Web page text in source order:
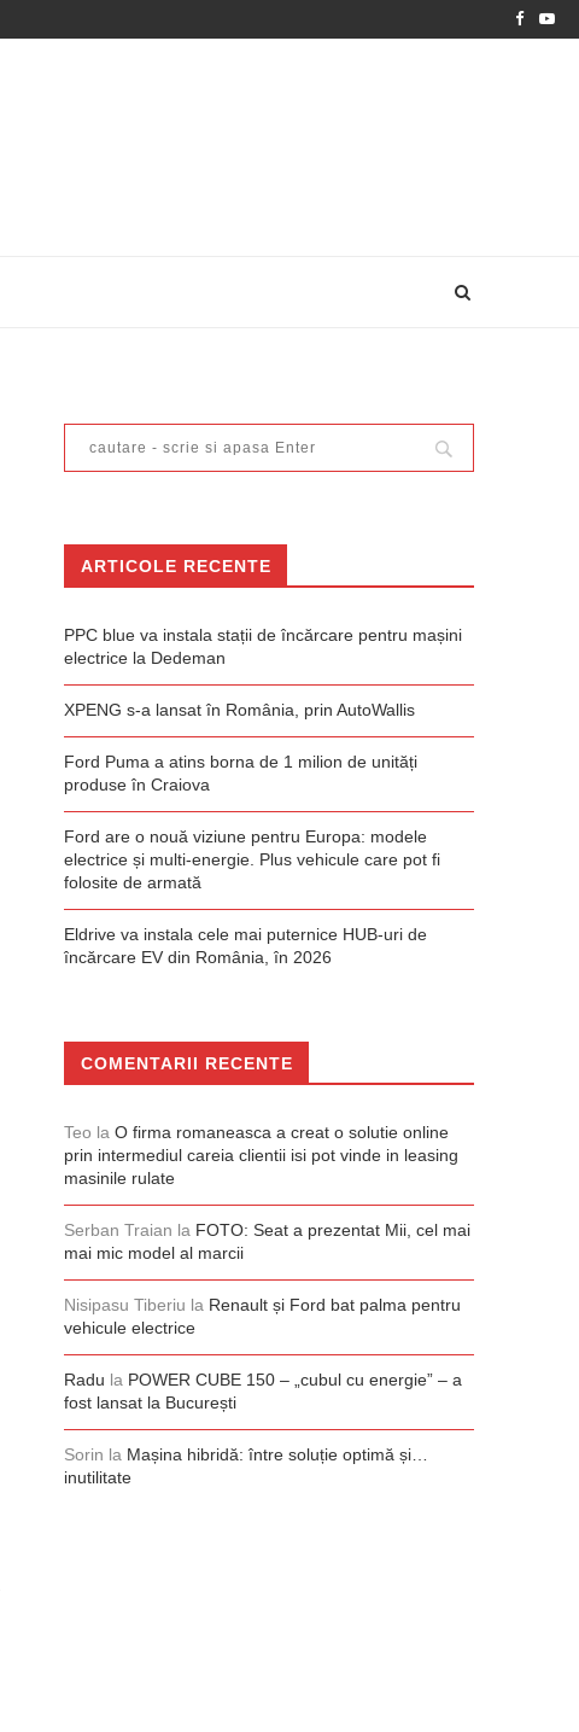
ARTICOLE RECENTE
PPC blue va instala stații de încărcare pentru mașini
electrice la Dedeman
XPENG s-a lansat în România, prin AutoWallis
Ford Puma a atins borna de 1 milion de unități
produse în Craiova
Ford are o nouă viziune pentru Europa: modele
electrice și multi-energie. Plus vehicule care pot fi
folosite de armată
Eldrive va instala cele mai puternice HUB-uri de
încărcare EV din România, în 2026
COMENTARII RECENTE
Teo la O firma romaneasca a creat o solutie online
prin intermediul careia clientii isi pot vinde in leasing
masinile rulate
Serban Traian la FOTO: Seat a prezentat Mii, cel mai
mai mic model al marcii
Nisipasu Tiberiu la Renault și Ford bat palma pentru
vehicule electrice
Radu la POWER CUBE 150 – „cubul cu energie” – a
fost lansat la București
Sorin la Mașina hibridă: între soluție optimă și…
inutilitate